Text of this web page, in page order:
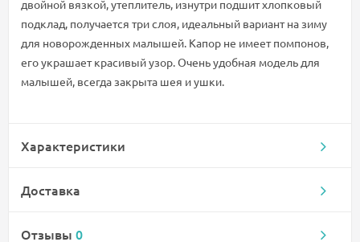
двойной вязкой, утеплитель, изнутри подшит хлопковый
подклад, получается три слоя, идеальный вариант на зиму
для новорожденных малышей. Капор не имеет помпонов,
его украшает красивый узор. Очень удобная модель для
малышей, всегда закрыта шея и ушки.
Характеристики
Доставка
Отзывы 0